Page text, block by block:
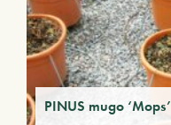
PINUS mugo ‘Mops’